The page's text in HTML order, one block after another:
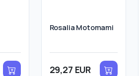
Rosalia Motomami
29,27 EUR